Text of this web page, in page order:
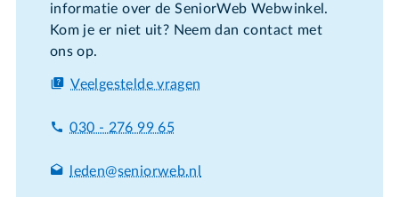
informatie over de SeniorWeb Webwinkel.
Kom je er niet uit? Neem dan contact met
ons op.
Veelgestelde vragen
030 - 276 99 65
leden@seniorweb.nl